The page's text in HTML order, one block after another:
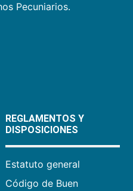
Pecuniarios.
REGLAMENTOS Y
DISPOSICIONES
Estatuto general
Código de Buen